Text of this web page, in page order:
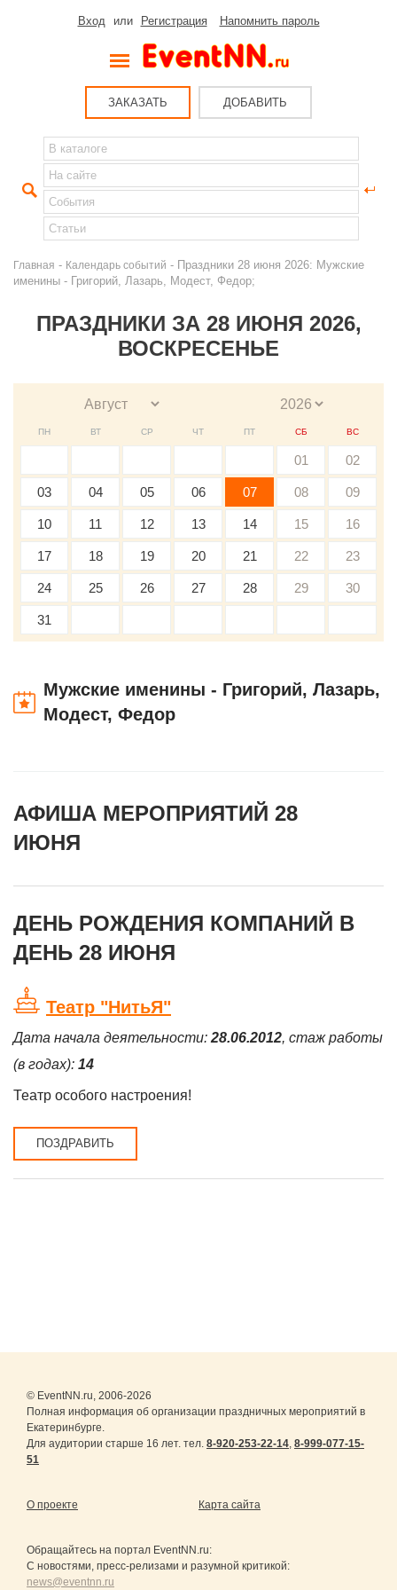
Вход или Регистрация Напомнить пароль
ЗАКАЗАТЬ ДОБАВИТЬ
Главная - Календарь событий - Праздники 28 июня 2026: Мужские
именины - Григорий, Лазарь, Модест, Федор;
ПРАЗДНИКИ ЗА 28 ИЮНЯ 2026,
ВОСКРЕСЕНЬЕ
ПН ВТ СР ЧТ ПТ СБ ВС
01 02
03 04 05 06 07 08 09
10 11 12 13 14 15 16
17 18 19 20 21 22 23
24 25 26 27 28 29 30
31
Мужские именины - Григорий, Лазарь,
Модест, Федор
АФИША МЕРОПРИЯТИЙ 28
ИЮНЯ
ДЕНЬ РОЖДЕНИЯ КОМПАНИЙ В
ДЕНЬ 28 ИЮНЯ
Театр "НитьЯ"
Дата начала деятельности: 28.06.2012, стаж работы
(в годах): 14
Театр особого настроения!
ПОЗДРАВИТЬ
© EventNN.ru, 2006-2026
Полная информация об организации праздничных мероприятий в
Екатеринбурге.
Для аудитории старше 16 лет. тел. 8-920-253-22-14, 8-999-077-15-
51
О проекте Карта сайта
Обращайтесь на портал EventNN.ru:
С новостями, пресс-релизами и разумной критикой:
news@eventnn.ru